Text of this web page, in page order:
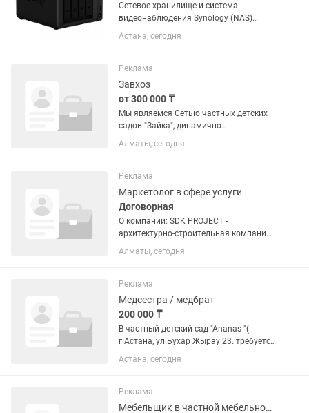
Сетевое хранилище и система
видеонаблюдения Synology (NAS)
Продается комплект для организации
централизованного хранения данных,
видеонаблюдения на базе...
Астана, сегодня
Реклама
Завхоз
от 300 000 ₸
Мы являемся Сетью частных детских
садов "Зайка", динамично
развивающаяся компания, 15 лет на
рынке, хорошая репутация.Нам в
женский Необходимо делать закупки
по...
Алматы, сегодня
Реклама
Маркетолог в сфере услуги
Договорная
О компании: SDK PROJECT -
архитектурно-строительная компания
в Алматы. Мы специализируемся на
полном цикле узаконения
дома, коммерция), проектировании и
строительном...
Алматы, сегодня
Реклама
Медсестра / медбрат
200 000 ₸
В частный детский сад "Аnanas "(
г.Астана, ул.Бухар Жырау 23. требуется
на полный рабочий день
медсестра(женский пол) 5 групп. На
казахском языке обучения.
Астана, сегодня
Реклама
Мебельщик в частной мебельной компании